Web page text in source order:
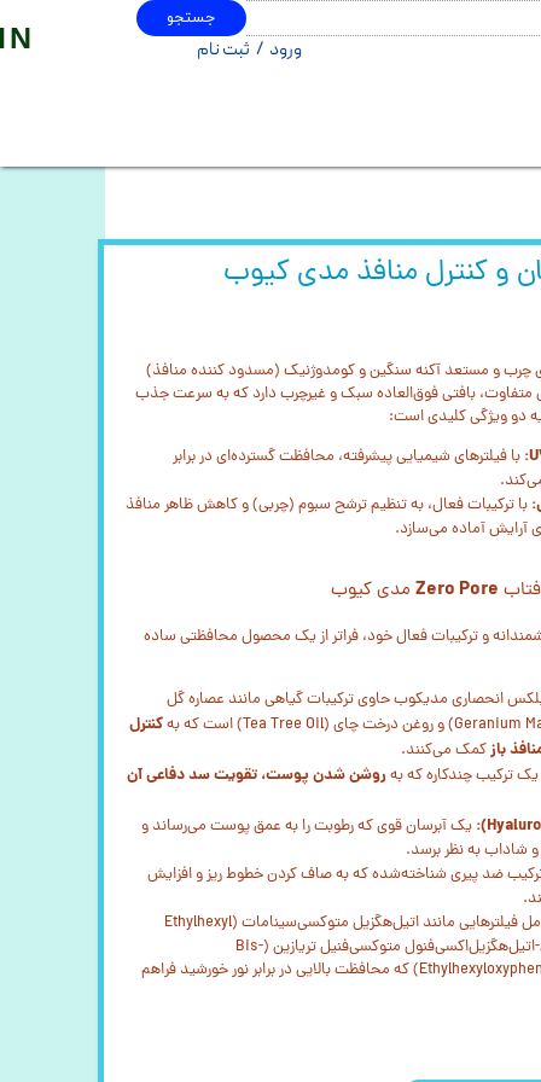
ورود / ثبت نام
جستجو
و کنترل منافذ مدی کیوب
چرب و مستعد آکنه سنگین و کومدوژنیک (مسدود کننده منافذ)
متفاوت، بافتی فوق‌العاده سبک و غیرچرب دارد که به سرعت جذب
دو ویژگی کلیدی است:
با فیلترهای شیمیایی پیشرفته، محافظت گسترده‌ای در برابر
با ترکیبات فعال، به تنظیم ترشح سبوم (چربی) و کاهش ظاهر منافذ
آرایش آماده می‌سازد.
Zero Pore مدی کیوب
و ترکیبات فعال خود، فراتر از یک محصول محافظتی ساده
انحصاری مدیکوب حاوی ترکیبات گیاهی مانند عصاره گل
کنترل
بازکمک می‌کنند.
یک ترکیب چندکاره که به روشن شدن پوست، تقویت سد دفاعی آن
یک آبرسان قوی که رطوبت را به عمق پوست می‌رساند و
شاداب به نظر برسد.
ضد پیری شناخته‌شده که به صاف کردن خطوط ریز و افزایش
شامل فیلترهایی مانند اتیل‌هگزیل متوکسی‌سینامات (Ethylhexyl
Methoxycinnamate) و بیس-اتیل‌هگزیل‌اکسی‌فنول متوکسی‌فنیل تریازین (Bis-
Ethylhexyloxyphenol Methoxyphenyl Triazine) که محافظت بالایی در برابر نور خورشید فراهم